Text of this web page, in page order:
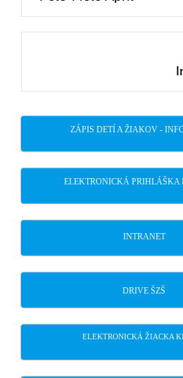
post:
post:
ZÁPIS DETÍ A ŽIAKOV -
ELEKTRONICKÁ PRIHLÁŠKA
INTRANET
DRIVE ŠZŠ
ELEKTRONICKÁ ŽIACKA